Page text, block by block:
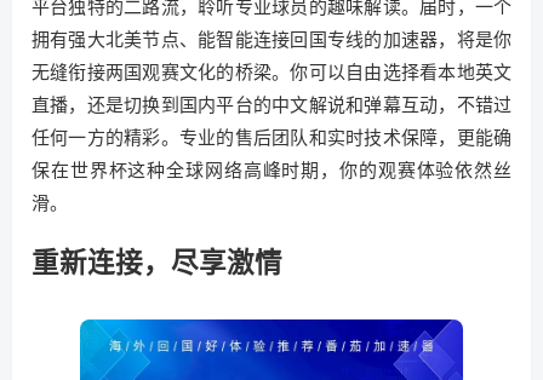
平台独特的二路流，聆听专业球员的趣味解读。届时，一个
拥有强大北美节点、能智能连接回国专线的加速器，将是你
无缝衔接两国观赛文化的桥梁。你可以自由选择看本地英文
直播，还是切换到国内平台的中文解说和弹幕互动，不错过
任何一方的精彩。专业的售后团队和实时技术保障，更能确
保在世界杯这种全球网络高峰时期，你的观赛体验依然丝
滑。
重新连接，尽享激情